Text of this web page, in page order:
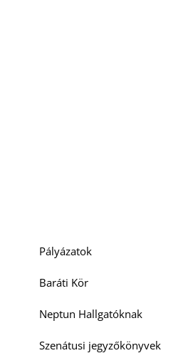
Pályázatok
Baráti Kör
Neptun Hallgatóknak
Szenátusi jegyzőkönyvek